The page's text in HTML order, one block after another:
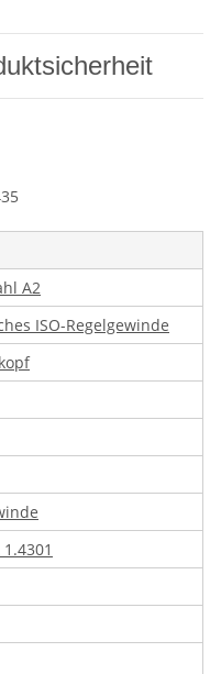
A2
ISO-Regelgewinde